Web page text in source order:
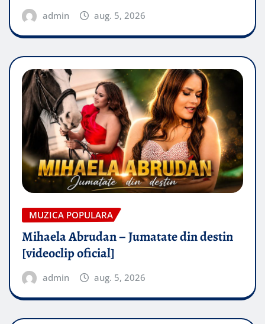
admin aug. 5, 2026
MUZICA POPULARA
Mihaela Abrudan – Jumatate din destin
[videoclip oficial]
admin aug. 5, 2026